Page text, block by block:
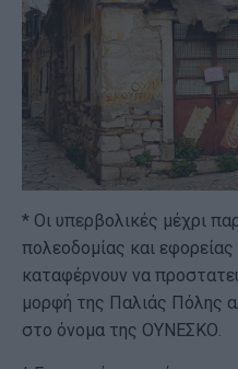
* Οι υπερβολικές μέχρι
πολεοδομίας και
καταφέρνουν να
μορφή της Παλιάς Πόλης
στο όνομα της ΟΥΝΕΣΚΟ.